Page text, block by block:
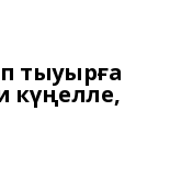
тыуырға
күңелле,